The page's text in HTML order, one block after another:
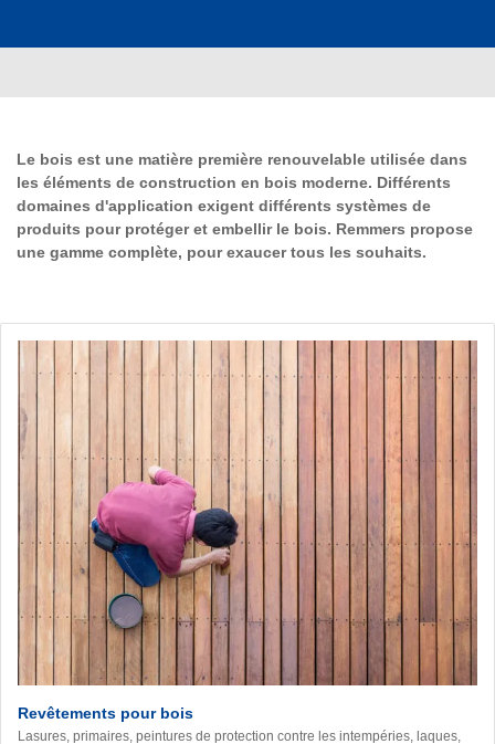
Le bois est une matière première renouvelable utilisée dans
les éléments de construction en bois moderne. Différents
domaines d'application exigent différents systèmes de
produits pour protéger et embellir le bois. Remmers propose
une gamme complète, pour exaucer tous les souhaits.
Revêtements pour bois
Lasures, primaires, peintures de protection contre les intempéries, laques,